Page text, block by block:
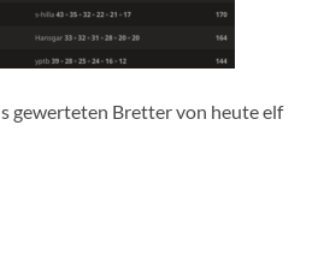
gewerteten Bretter von heute elf